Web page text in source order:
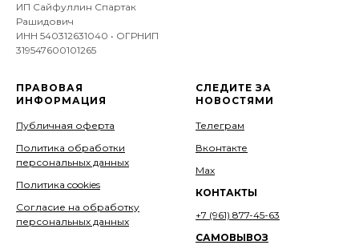
ИП Сайфуллин Спартак
Рашидович
ИНН 540312631040 • ОГРНИП
319547600101265
ПРАВОВАЯ
ИНФОРМАЦИЯ
Публичная оферта
Политика обработки
персональных данных
Политика cookies
Согласие на обработку
персональных данных
СЛЕДИТЕ ЗА
НОВОСТЯМИ
Телеграм
Вконтакте
Мах
КОНТАКТЫ
+7 (961) 877-45-63
САМОВЫВОЗ